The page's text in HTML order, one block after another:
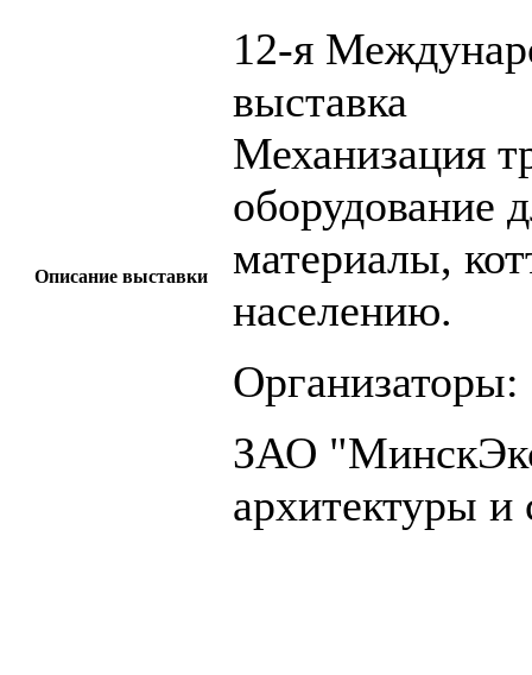
Описание выставки
12-я
выставка
Механизация
оборудование
материалы,
населению.
Организаторы:
ЗАО
архитектуры и